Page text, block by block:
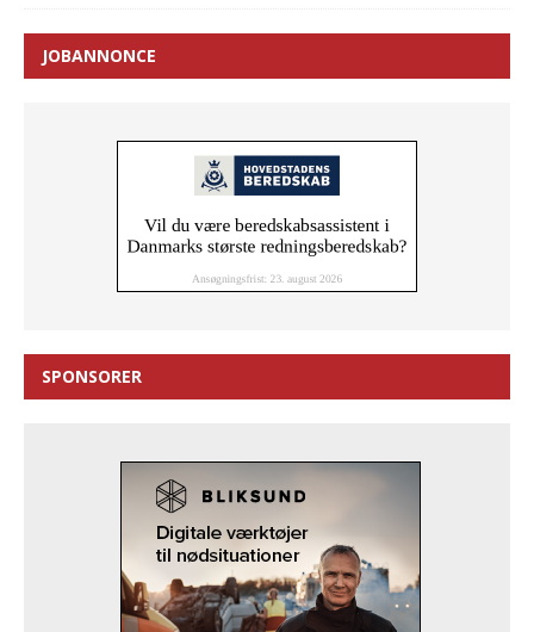
JOBANNONCE
SPONSORER